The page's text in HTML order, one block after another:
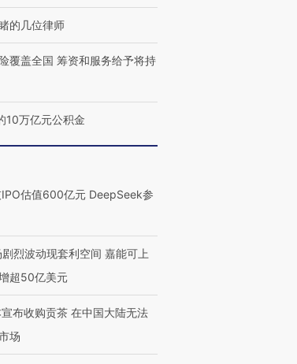
【特别呈现】寻找100种
有意思的生活方式·第三对
【商旅对话】华住集团
的几位律师
覆盖全国 筹资和服务给予将持
10万亿元公积金
估值600亿元 DeepSeek参
烈波动现套利空间 嘉能可上
超50亿美元
布收购贡茶 在中国大陆无法
场